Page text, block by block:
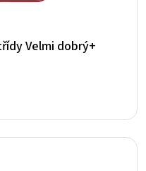
Velmi dobrý+